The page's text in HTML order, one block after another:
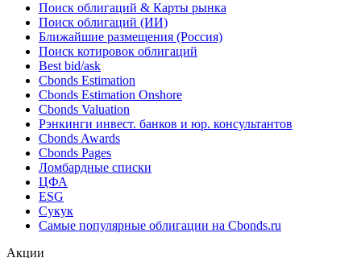
Поиск облигаций & Карты рынка
Поиск облигаций (ИИ)
Ближайшие размещения (Россия)
Поиск котировок облигаций
Best bid/ask
Cbonds Estimation
Cbonds Estimation Onshore
Cbonds Valuation
Рэнкинги инвест. банков и юр. консультантов
Cbonds Awards
Cbonds Pages
Ломбардные списки
ЦФА
ESG
Сукук
Самые популярные облигации на Cbonds.ru
Акции